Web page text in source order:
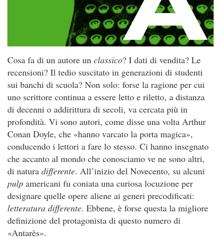
Cosa fa di un autore un classico? I dati di vendita? Le
recensioni? Il tedio suscitato in generazioni di studenti
sui banchi di scuola? Non solo: forse la ragione per cui
uno scrittore continua a essere letto e riletto, a distanza
di decenni o addirittura di secoli, va cercata più in
profondità. Vi sono autori, come disse una volta Arthur
Conan Doyle, che «hanno varcato la porta magica»,
conducendo i lettori a fare lo stesso. Ci hanno insegnato
che accanto al mondo che conosciamo ve ne sono altri,
di natura differente. All’inizio del Novecento, su alcuni
pulp americani fu coniata una curiosa locuzione per
designare quelle opere aliene ai generi precodificati:
letteratura differente. Ebbene, è forse questa la migliore
definizione del protagonista di questo numero di
«Antarès».